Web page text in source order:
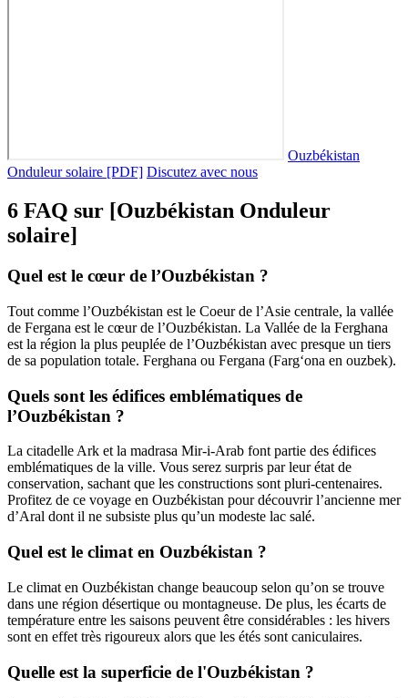
Ouzbékistan
Onduleur solaire [PDF] Discutez avec nous
6 FAQ sur [Ouzbékistan Onduleur
solaire]
Quel est le cœur de l’Ouzbékistan ?
Tout comme l’Ouzbékistan est le Coeur de l’Asie centrale, la vallée
de Fergana est le cœur de l’Ouzbékistan. La Vallée de la Ferghana
est la région la plus peuplée de l’Ouzbékistan avec presque un tiers
de sa population totale. Ferghana ou Fergana (Farg‘ona en ouzbek).
Quels sont les édifices emblématiques de
l’Ouzbékistan ?
La citadelle Ark et la madrasa Mir-i-Arab font partie des édifices
emblématiques de la ville. Vous serez surpris par leur état de
conservation, sachant que les constructions sont pluri-centenaires.
Profitez de ce voyage en Ouzbékistan pour découvrir l’ancienne mer
d’Aral dont il ne subsiste plus qu’un modeste lac salé.
Quel est le climat en Ouzbékistan ?
Le climat en Ouzbékistan change beaucoup selon qu’on se trouve
dans une région désertique ou montagneuse. De plus, les écarts de
température entre les saisons peuvent être considérables : les hivers
sont en effet très rigoureux alors que les étés sont caniculaires.
Quelle est la superficie de l'Ouzbékistan ?